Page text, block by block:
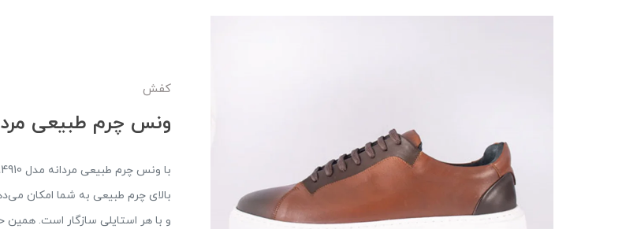
کفش
ونس چرم طبیعی مردانه
بالای چرم طبیعی به شما امکان
و با هر استایلی سازگار است.